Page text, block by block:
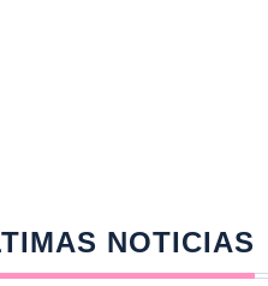
NOTICIAS